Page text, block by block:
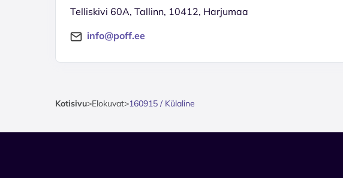
Telliskivi 60A, Tallinn, 10412, Harjumaa
info@poff.ee
Kotisivu>Elokuvat>160915 / Külaline